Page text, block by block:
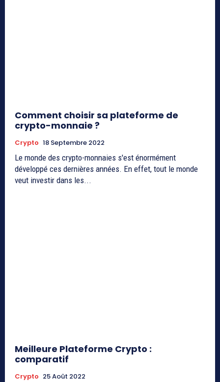
Comment choisir sa plateforme de
crypto-monnaie ?
Crypto 18 Septembre 2022
Le monde des crypto-monnaies s'est énormément
développé ces dernières années. En effet, tout le monde
veut investir dans les...
Meilleure Plateforme Crypto :
comparatif
Crypto 25 Août 2022